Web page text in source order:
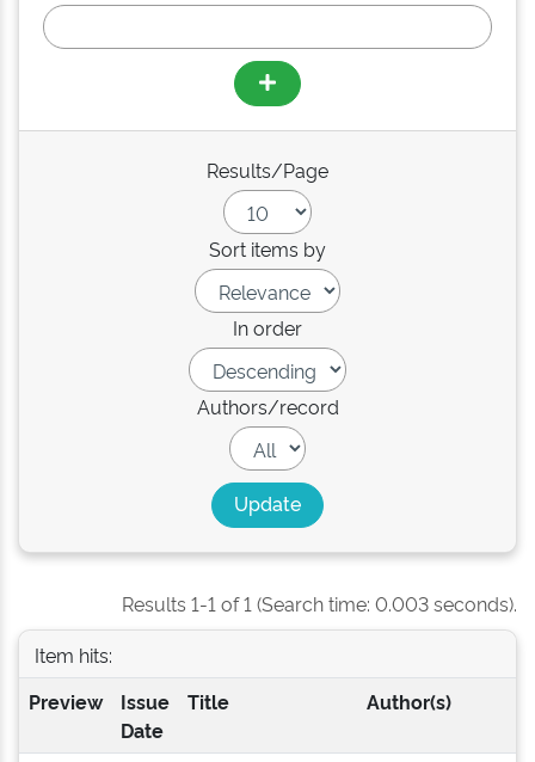
Results/Page
Sort items by
In order
Authors/record
Results 1-1 of 1 (Search time: 0.003 seconds).
Item hits:
Preview
Issue
Date
Title Author(s)